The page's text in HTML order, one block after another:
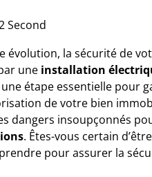
Second
évolution, la sécurité de
une installation
étape essentielle pour
de votre bien
dangers insoupçonnés
. Êtes-vous certain
pour assurer la